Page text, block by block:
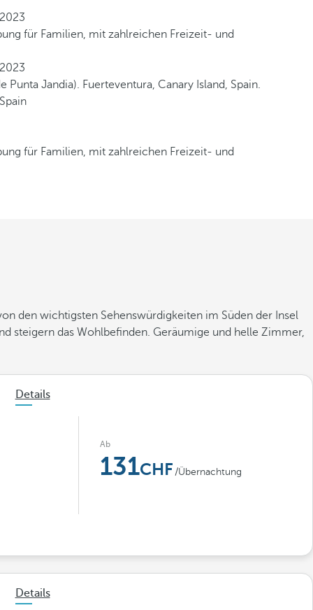
für Familien, mit zahlreichen Freizeit- und
für Familien, mit zahlreichen Freizeit- und
den wichtigsten Sehenswürdigkeiten im Süden der Insel
steigern das Wohlbefinden. Geräumige und helle Zimmer,
Details
Ab
131 /Übernachtung
Details